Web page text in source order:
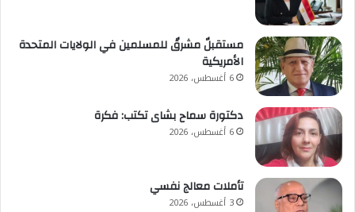
مستقبلٌ مشرقٌ للمسلمين في الولايات المتحدة
الأمريكية
6 أغسطس، 2026
دكتورة سماح بشاى تكتب: فكرة
6 أغسطس، 2026
تأملات معالج نفسي
3 أغسطس، 2026